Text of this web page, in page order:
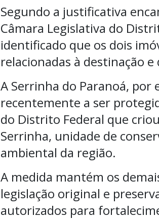
Segundo a justificativa
Câmara Legislativa do
identificado que os dois
relacionadas à destinação
A Serrinha do Paranoá, por
recentemente a ser
do Distrito Federal que
Serrinha, unidade de
ambiental da região.
A medida mantém os
legislação original e
autorizados para